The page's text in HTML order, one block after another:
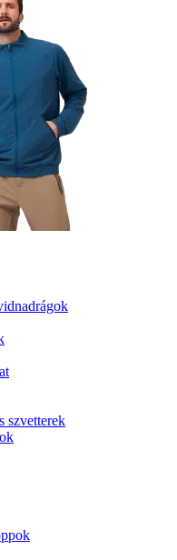
szvetterek